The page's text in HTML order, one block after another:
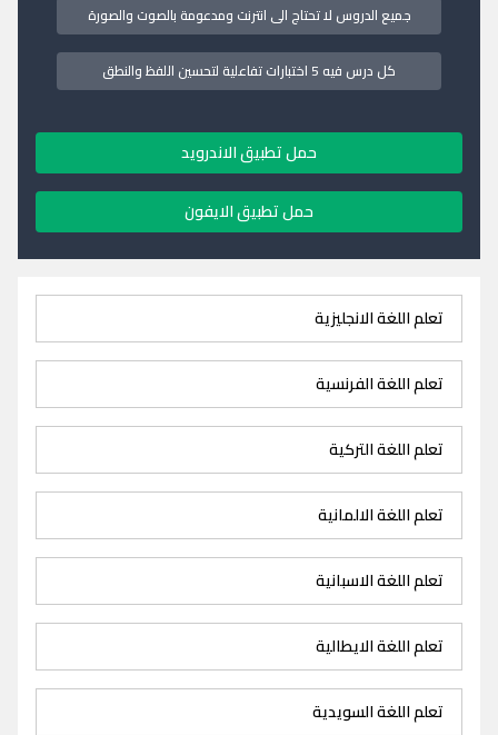
جميع الدروس لا تحتاج الى انترنت ومدعومة بالصوت والصورة
كل درس فيه 5 اختبارات تفاعلية لتحسين اللفظ والنطق
حمل تطبيق الاندرويد
حمل تطبيق الايفون
تعلم اللغة الانجليزية
تعلم اللغة الفرنسية
تعلم اللغة التركية
تعلم اللغة الالمانية
تعلم اللغة الاسبانية
تعلم اللغة الايطالية
تعلم اللغة السويدية